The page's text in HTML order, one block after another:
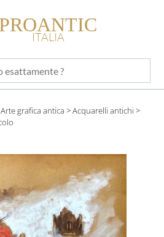
PROANTIC
ITALIA
Arte grafica antica >Acquarelli antichi >